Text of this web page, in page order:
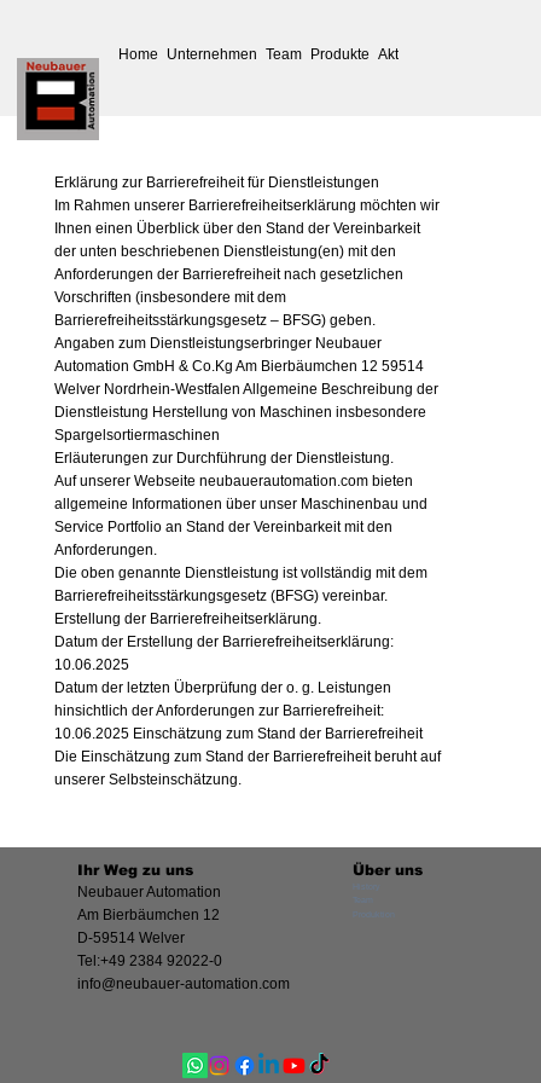
Home Unternehmen Team Produkte Aktuelles
Erklärung zur Barrierefreiheit für Dienstleistungen
Im Rahmen unserer Barrierefreiheitserklärung möchten wir
Ihnen einen Überblick über den Stand der Vereinbarkeit
der unten beschriebenen Dienstleistung(en) mit den
Anforderungen der Barrierefreiheit nach gesetzlichen
Vorschriften (insbesondere mit dem
Barrierefreiheitsstärkungsgesetz – BFSG) geben.
Angaben zum Dienstleistungserbringer Neubauer
Automation GmbH & Co.Kg Am Bierbäumchen 12 59514
Welver Nordrhein-Westfalen Allgemeine Beschreibung der
Dienstleistung Herstellung von Maschinen insbesondere
Spargelsortiermaschinen
Erläuterungen zur Durchführung der Dienstleistung.
Auf unserer Webseite neubauerautomation.com bieten
allgemeine Informationen über unser Maschinenbau und
Service Portfolio an Stand der Vereinbarkeit mit den
Anforderungen.
Die oben genannte Dienstleistung ist vollständig mit dem
Barrierefreiheitsstärkungsgesetz (BFSG) vereinbar.
Erstellung der Barrierefreiheitserklärung.
Datum der Erstellung der Barrierefreiheitserklärung:
10.06.2025
Datum der letzten Überprüfung der o. g. Leistungen
hinsichtlich der Anforderungen zur Barrierefreiheit:
10.06.2025 Einschätzung zum Stand der Barrierefreiheit
Die Einschätzung zum Stand der Barrierefreiheit beruht auf
unserer Selbsteinschätzung.
Ihr Weg zu uns
Neubauer Automation
Am Bierbäumchen 12
D-59514 Welver
Tel:+49 2384 92022-0
info@neubauer-automation.com
Über uns
History
Team
Produktion